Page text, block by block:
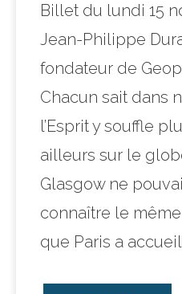
Billet du lundi 15
Jean-Philippe
fondateur de
Chacun sait dans
l’Esprit y souffle
ailleurs sur le
Glasgow ne
connaître le
que Paris a